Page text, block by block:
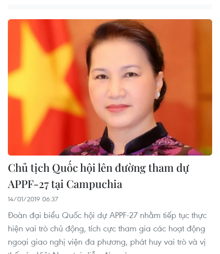
Chủ tịch Quốc hội lên đường tham dự
APPF-27 tại Campuchia
14/01/2019 06:37
Đoàn đại biểu Quốc hội dự APPF-27 nhằm tiếp tục thực
hiện vai trò chủ động, tích cực tham gia các hoạt động
ngoại giao nghị viện đa phương, phát huy vai trò và vị